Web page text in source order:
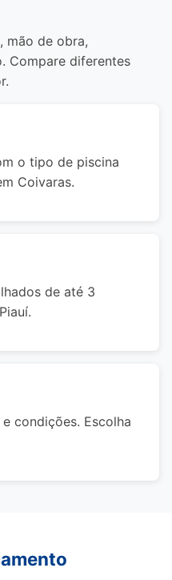
mão de obra,
Compare diferentes
o tipo de piscina
Coivaras.
de até 3
condições. Escolha